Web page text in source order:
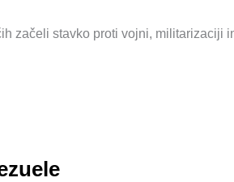
začeli stavko proti vojni, militarizaciji